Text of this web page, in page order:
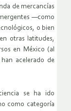
de mercancías
—como
o bien
otras latitudes,
en México (al
acelerado de
se ha ido
como categoría